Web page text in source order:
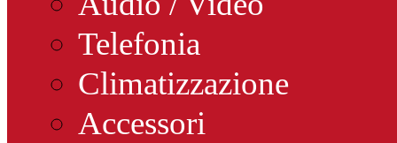
Telefonia
Climatizzazione
Accessori